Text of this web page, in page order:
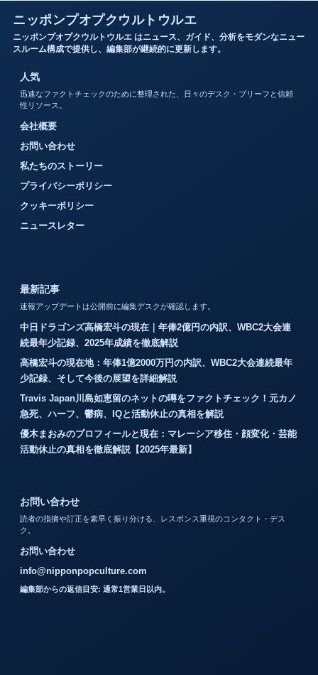
ニッポンプオプクウルトウルエ
ニッポンプオプクウルトウルエ はニュース、ガイド、分析をモダンなニュー
スルーム構成で提供し、編集部が継続的に更新します。
人気
迅速なファクトチェックのために整理された、日々のデスク・ブリーフと信頼
性リソース。
会社概要
お問い合わせ
私たちのストーリー
プライバシーポリシー
クッキーポリシー
ニュースレター
最新記事
速報アップデートは公開前に編集デスクが確認します。
中日ドラゴンズ高橋宏斗の現在｜年俸2億円の内訳、WBC2大会連
続最年少記録、2025年成績を徹底解説
高橋宏斗の現在地：年俸1億2000万円の内訳、WBC2大会連続最年
少記録、そして今後の展望を詳細解説
Travis Japan川島如恵留のネットの噂をファクトチェック！元カノ
急死、ハーフ、鬱病、IQと活動休止の真相を解説
優木まおみのプロフィールと現在：マレーシア移住・顔変化・芸能
活動休止の真相を徹底解説【2025年最新】
お問い合わせ
読者の指摘や訂正を素早く振り分ける、レスポンス重視のコンタクト・デス
ク。
お問い合わせ
info@nipponpopculture.com
編集部からの返信目安: 通常1営業日以内。